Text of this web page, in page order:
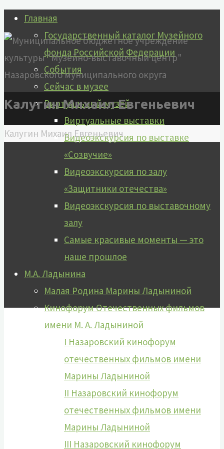
Перейти
к
содержимому
Главная
Государственный каталог Музейного
фонда Российской Федерации
События
Сейчас в музее
Виртуальный музей
Виртуальные выставки
Видеоэкскурсия по выставке
«Созвучие»
Видеоэкскурсия по залу
«Защитники отечества»
Видеоэкскурсия по выставочному
залу
Самые красивые моменты — это
наше прошлое
М.А. Ладынина
Малая Родина Марины Ладыниной
Кинофорум Отечественных фильмов
имени М. А. Ладыниной
I Назаровский кинофорум
отечественных фильмов имени
Марины Ладыниной
II Назаровский кинофорум
отечественных фильмов имени
Марины Ладыниной
III Назаровский кинофорум
Калугин Михаил Евгеньевич
Главная
Калугин Михаил Евгеньевич